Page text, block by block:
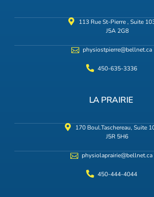
113 Rue St-Pierre , Suite
J5A 2G8
physiostpierre@bellnet.ca
450-635-3336
LA PRAIRIE
170 Boul.Taschereau, Suite
J5R 5H6
physiolaprairie@bellnet.ca
450-444-4044